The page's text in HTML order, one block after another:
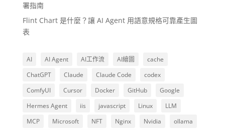
署指南
Flint Chart 是什麼？讓 AI Agent 用語意規格可靠產生圖
表
AI AI Agent AI工作流 AI繪圖
cache
ChatGPT
Claude Claude Code
codex
ComfyUI
Cursor Docker GitHub
Google
Hermes Agent
iis javascript Linux
LLM
MCP
Microsoft NFT Nginx Nvidia
ollama